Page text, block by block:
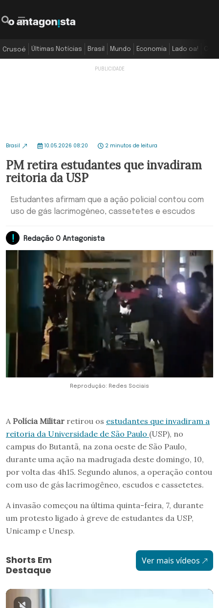
Crusoé Últimas Notícias Brasil Mundo Economia Lado oa!
Brasil 10.05.2026 08:20 2 minutos de leitura
PM retira estudantes que invadiram
reitoria da USP
Estudantes afirmam que a ação policial contou com
uso de gás lacrimogêneo, cassetetes e escudos
Redação O Antagonista
Reprodução: Redes Sociais
A Polícia Militar retirou os estudantes que invadiram a
reitoria da Universidade de São Paulo (USP), no
campus do Butantã, na zona oeste de São Paulo,
durante uma ação na madrugada deste domingo, 10,
por volta das 4h15. Segundo alunos, a operação contou
com uso de gás lacrimogêneo, escudos e cassetetes.
A invasão começou na última quinta-feira, 7, durante
um protesto ligado à greve de estudantes da USP,
Unicamp e Unesp.
Shorts Em
Destaque
Ver mais vídeos